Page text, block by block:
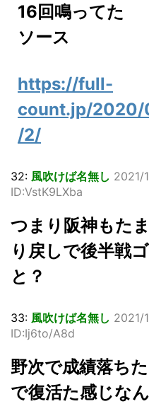
16回鳴ってた
ソース
https://full-
count.jp/
/2/
32: 風吹けば名無し 2021/
ID:VstK9LXba
つまり阪神もた
り戻しで後半戦
と？
33: 風吹けば名無し 2021/
ID:Ij6to/A8d
野次で成績落ち
で復活た感じな